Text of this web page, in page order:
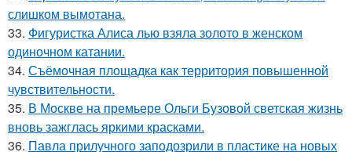
слишком вымотана.
33. Фигуристка Алиса лью взяла золото в женском
одиночном катании.
34. Съёмочная площадка как территория повышенной
чувствительности.
35. В Москве на премьере Ольги Бузовой светская жизнь
вновь зажглась яркими красками.
36. Павла прилучного заподозрили в пластике на новых